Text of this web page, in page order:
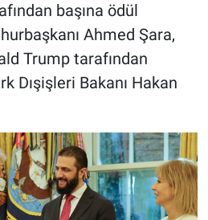
başına ödül
Ahmed Şara,
Trump tarafından
Dışişleri Bakanı Hakan